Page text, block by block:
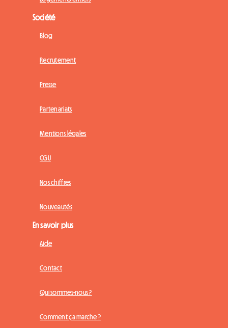
Société
Blog
Recrutement
Presse
Partenariats
Mentions légales
CGU
Nos chiffres
Nouveautés
En savoir plus
Aide
Contact
Qui sommes-nous ?
Comment ça marche ?